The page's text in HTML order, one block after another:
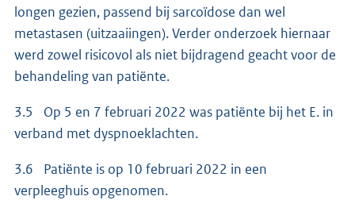
longen gezien, passend bij sarcoïdose dan wel
metastasen (uitzaaiingen). Verder onderzoek hiernaar
werd zowel risicovol als niet bijdragend geacht voor de
behandeling van patiënte.
3.5 Op 5 en 7 februari 2022 was patiënte bij het E. in
verband met dyspnoeklachten.
3.6 Patiënte is op 10 februari 2022 in een
verpleeghuis opgenomen.